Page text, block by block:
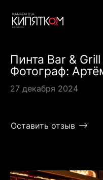
Пинта Bar &
Фотограф:
27 декабря 2024
Оставить отзыв